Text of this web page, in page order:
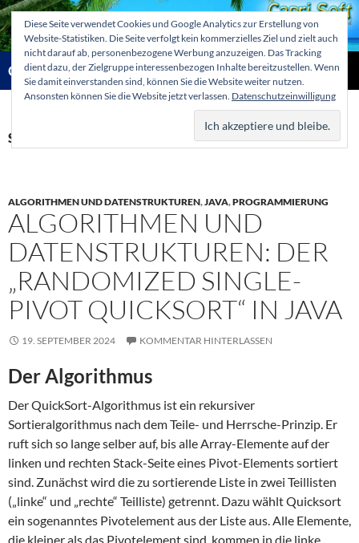
Zum
Inhalt
springen
Capri-Soft Knowledge database
Suchen
MENÜ
Schlagwortarchiv: Rekursiv
ALGORITHMEN UND DATENSTRUKTUREN,JAVA,PROGRAMMIERUNG
ALGORITHMEN UND
DATENSTRUKTUREN: DER
„RANDOMIZED SINGLE-
PIVOT QUICKSORT“ IN JAVA
19. SEPTEMBER 2024 KOMMENTAR HINTERLASSEN
Der Algorithmus
Der QuickSort-Algorithmus ist ein rekursiver
Sortieralgorithmus nach dem Teile- und Herrsche-Prinzip. Er
ruft sich so lange selber auf, bis alle Array-Elemente auf der
linken und rechten Stack-Seite eines Pivot-Elements sortiert
sind. Zunächst wird die zu sortierende Liste in zwei Teillisten
(„linke“ und „rechte“ Teilliste) getrennt. Dazu wählt Quicksort
ein sogenanntes Pivotelement aus der Liste aus. Alle Elemente,
die kleiner als das Pivotelement sind, kommen in die linke
Diese Seite verwendet Cookies und Google Analytics zur Erstellung von
Website-Statistiken. Die Seite verfolgt kein kommerzielles Ziel und zielt auch
nicht darauf ab, personenbezogene Werbung anzuzeigen. Das Tracking
dient dazu, der Zielgruppe interessenbezogen Inhalte bereitzustellen. Wenn
Sie damit einverstanden sind, können Sie die Website weiter nutzen.
Ansonsten können Sie die Website jetzt verlassen. Datenschutzeinwilligung